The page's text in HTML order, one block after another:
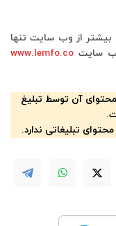
از وب سایت تنها
وب سایت www.lemfo.co
آن توسط تبلیغ
تبلیغاتی ندارد.